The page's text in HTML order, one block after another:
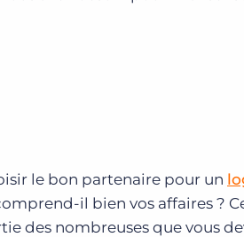
le bon partenaire pour un
il bien vos affaires ?
des nombreuses que vous